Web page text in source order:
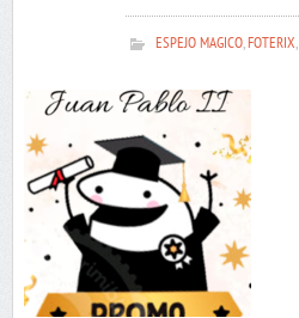
ESPEJO MAGICO,FOTERIX,